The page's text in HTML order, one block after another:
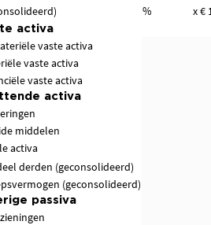
% x €
activa
vaste activa
vaste activa
vaste activa
activa
middelen
activa
derden (geconsolideerd)
(geconsolideerd)
passiva